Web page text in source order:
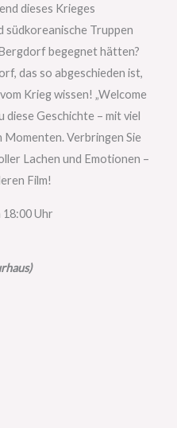
dieses Krieges
südkoreanische Truppen
begegnet hätten?
das so abgeschieden ist,
Krieg wissen! „Welcome
Geschichte – mit viel
Momenten. Verbringen Sie
Lachen und Emotionen –
Film!
18:00Uhr